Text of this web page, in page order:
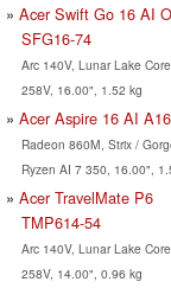
Acer Swift Go 16 AI
SFG16-74
Arc 140V, Lunar Lake
258V, 16.00", 1.52 kg
Acer Aspire 16 AI
Radeon 860M, Strix /
Ryzen AI 7 350, 16.00",
Acer TravelMate P6
TMP614-54
Arc 140V, Lunar Lake
258V, 14.00", 0.96 kg